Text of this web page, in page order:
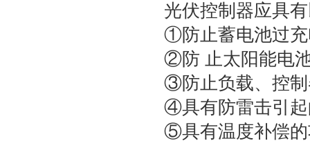
光伏控制器应具
①防止蓄电池过充
②防 止太阳能电
③防止负载、控制
④具有防雷击引
⑤具有温度补偿